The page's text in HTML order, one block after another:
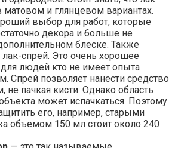
матовом и глянцевом вариантах.
выбор для работ, которые
декора и больше не
блеске. Также
спрей. Это очень хорошее
людей кто не имеет опыта
Спрей позволяет нанести средство
пачкая кисти. Однако область
может испачкаться. Поэтому
его, например, старыми
объемом 150 мл стоит около 240